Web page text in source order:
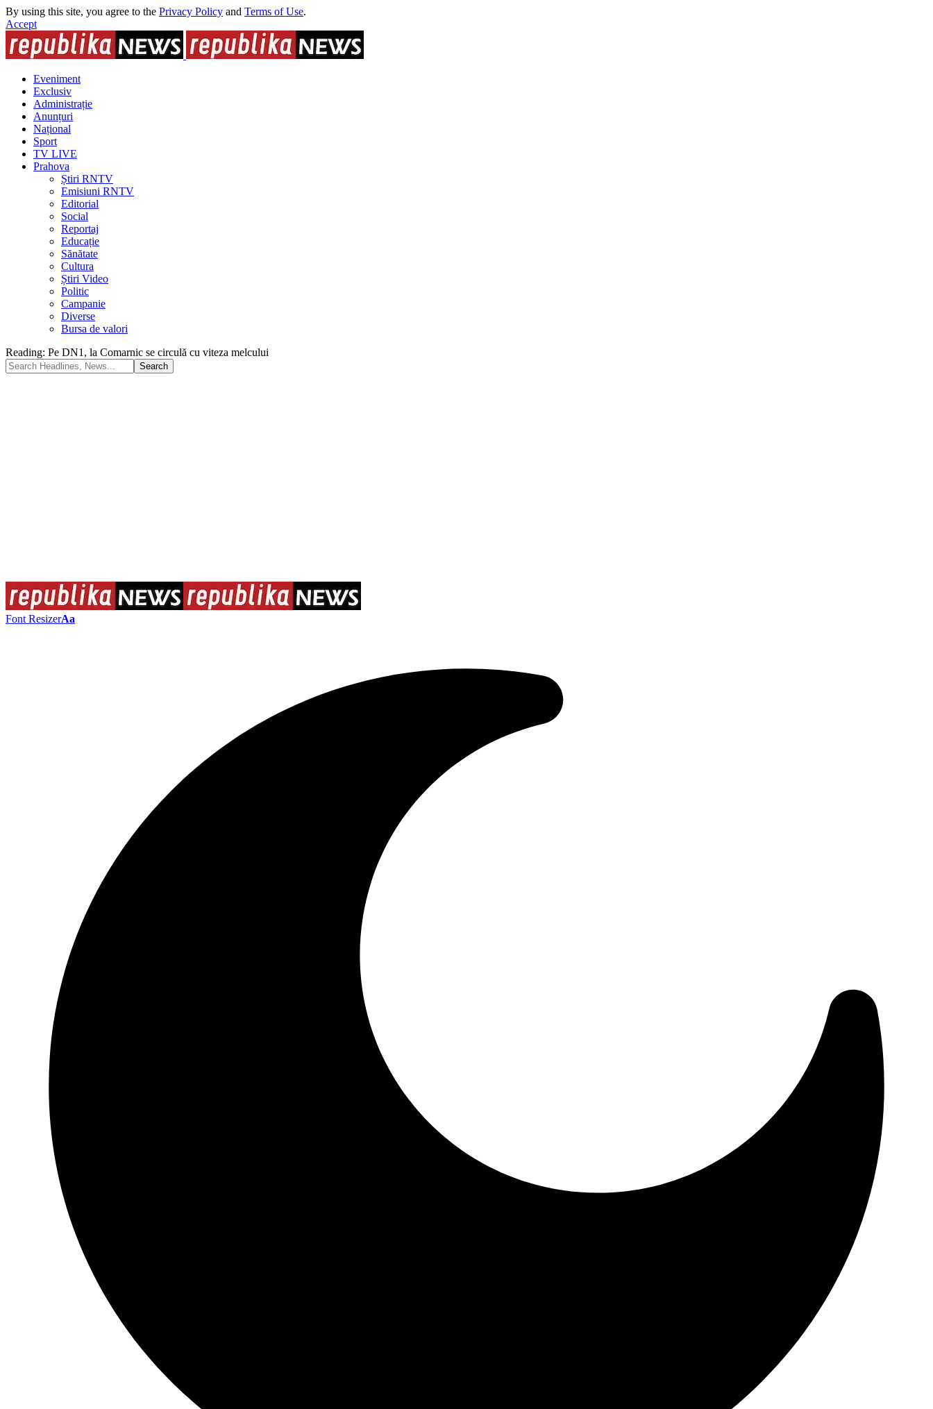
By using this site, you agree to the Privacy Policy and Terms of Use.
Accept
Eveniment
Exclusiv
Administrație
Anunțuri
Național
Sport
TV LIVE
Prahova
Știri RNTV
Emisiuni RNTV
Editorial
Social
Reportaj
Educație
Sănătate
Cultura
Știri Video
Politic
Campanie
Diverse
Bursa de valori
Reading: Pe DN1, la Comarnic se circulă cu viteza melcului
Font ResizerAa